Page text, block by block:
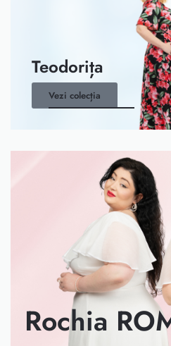
Teodorița
Vezi colecția
Rochia